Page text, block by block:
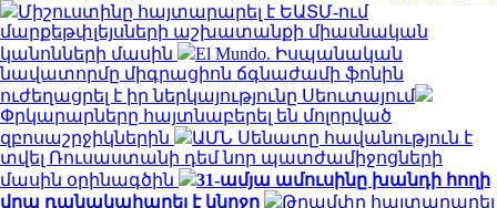
Միշուստինը հայտարարել է ԵԱՏՄ-ում
մարքեթփլեյսների աշխատանքի միասնական
կանոնների մասին
El Mundo. Իսպանական
նավատորմը միգրացիոն ճգնաժամի ֆոնին
ուժեղացրել է իր ներկայությունը Սեուտայում
Փրկարարները հայտնաբերել են մոլորված
զբոսաշրջիկներին
ԱՄՆ Սենատը հավանություն է
տվել Ռուսաստանի դեմ նոր պատժամիջոցների
մասին օրինագծին
31-ամյա ամուսինը խանդի հողի
վրա դանակահարել է կնոջը
Թրամփը հայտարարել